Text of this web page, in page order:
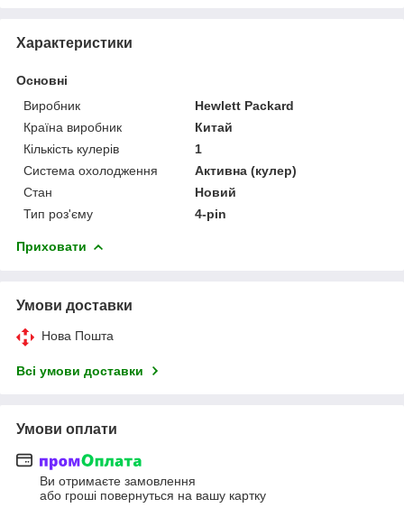
Характеристики
Основні
Виробник
Hewlett Packard
Країна виробник
Китай
Кількість кулерів
1
Система охолодження
Активна (кулер)
Стан
Новий
Тип роз'єму
4-pin
Приховати
Умови доставки
Нова Пошта
Всі умови доставки
Умови оплати
Ви отримаєте замовлення
або гроші повернуться на вашу картку